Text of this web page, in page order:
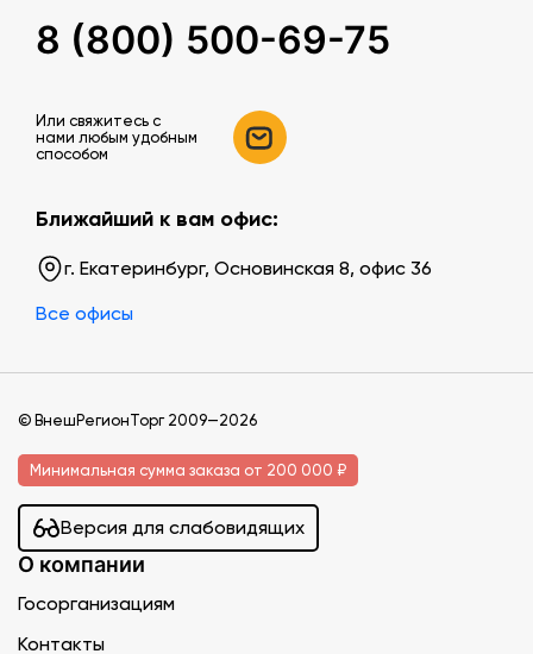
8 (800) 500-69-75
Или свяжитесь c
нами любым удобным
способом
Ближайший к вам офис:
г. Екатеринбург, Основинская 8, офис 36
Все офисы
© ВнешРегионТорг 2009—2026
Минимальная сумма заказа от 200 000 ₽
Версия для слабовидящих
О компании
Госорганизациям
Контакты